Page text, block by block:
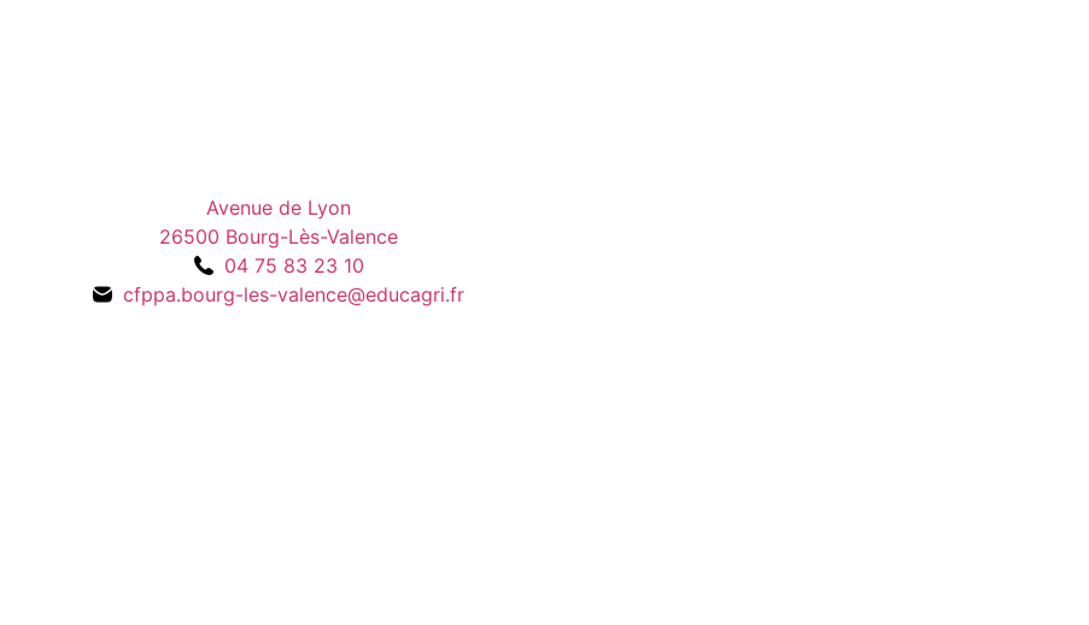
Avenue de Lyon
26500 Bourg-Lès-Valence
04 75 83 23 10
cfppa.bourg-les-valence@educagri.fr